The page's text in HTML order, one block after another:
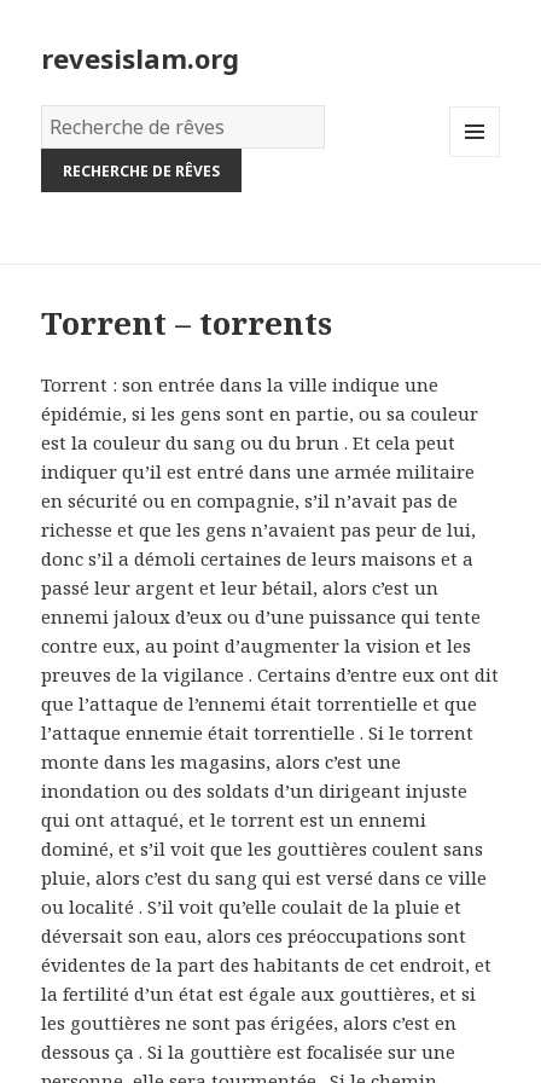
revesislam.org
Dictionnaire
des
rêves:
Torrent – torrents
Torrent : son entrée dans la ville indique une
épidémie, si les gens sont en partie, ou sa couleur
est la couleur du sang ou du brun . Et cela peut
indiquer qu’il est entré dans une armée militaire
en sécurité ou en compagnie, s’il n’avait pas de
richesse et que les gens n’avaient pas peur de lui,
donc s’il a démoli certaines de leurs maisons et a
passé leur argent et leur bétail, alors c’est un
ennemi jaloux d’eux ou d’une puissance qui tente
contre eux, au point d’augmenter la vision et les
preuves de la vigilance . Certains d’entre eux ont dit
que l’attaque de l’ennemi était torrentielle et que
l’attaque ennemie était torrentielle . Si le torrent
monte dans les magasins, alors c’est une
inondation ou des soldats d’un dirigeant injuste
qui ont attaqué, et le torrent est un ennemi
dominé, et s’il voit que les gouttières coulent sans
pluie, alors c’est du sang qui est versé dans ce ville
ou localité . S’il voit qu’elle coulait de la pluie et
déversait son eau, alors ces préoccupations sont
évidentes de la part des habitants de cet endroit, et
la fertilité d’un état est égale aux gouttières, et si
les gouttières ne sont pas érigées, alors c’est en
dessous ça . Si la gouttière est focalisée sur une